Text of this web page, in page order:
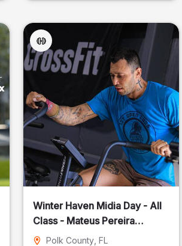
Winter Haven Midia Day - All
Class - Mateus Pereira
Fotografia
Polk County , FL